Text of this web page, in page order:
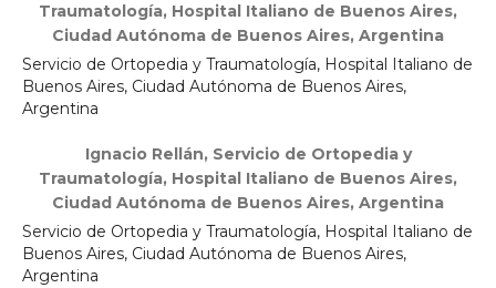
Traumatología, Hospital Italiano de Buenos Aires,
Ciudad Autónoma de Buenos Aires, Argentina
Servicio de Ortopedia y Traumatología, Hospital Italiano de
Buenos Aires, Ciudad Autónoma de Buenos Aires,
Argentina
Ignacio Rellán, Servicio de Ortopedia y
Traumatología, Hospital Italiano de Buenos Aires,
Ciudad Autónoma de Buenos Aires, Argentina
Servicio de Ortopedia y Traumatología, Hospital Italiano de
Buenos Aires, Ciudad Autónoma de Buenos Aires,
Argentina